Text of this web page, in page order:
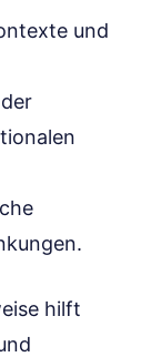
und
hilft